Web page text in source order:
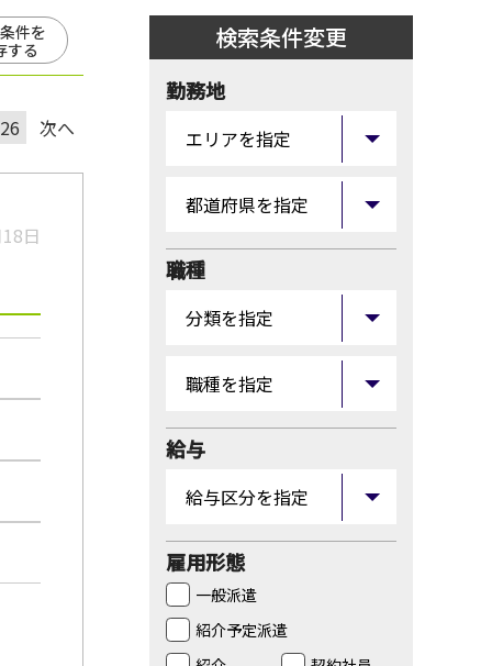
件を
する
26 次へ
日
検索条件変更
勤務地
職種
給与
雇用形態
一般派遣
紹介予定派遣